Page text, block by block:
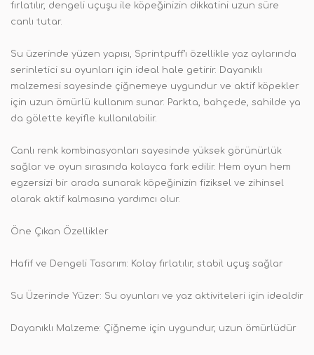
fırlatılır, dengeli uçuşu ile köpeğinizin dikkatini uzun süre
canlı tutar.
Su üzerinde yüzen yapısı, Sprintpuff’ı özellikle yaz aylarında
serinletici su oyunları için ideal hale getirir. Dayanıklı
malzemesi sayesinde çiğnemeye uygundur ve aktif köpekler
için uzun ömürlü kullanım sunar. Parkta, bahçede, sahilde ya
da gölette keyifle kullanılabilir.
Canlı renk kombinasyonları sayesinde yüksek görünürlük
sağlar ve oyun sırasında kolayca fark edilir. Hem oyun hem
egzersizi bir arada sunarak köpeğinizin fiziksel ve zihinsel
olarak aktif kalmasına yardımcı olur.
Öne Çıkan Özellikler
Hafif ve Dengeli Tasarım: Kolay fırlatılır, stabil uçuş sağlar
Su Üzerinde Yüzer: Su oyunları ve yaz aktiviteleri için idealdir
Dayanıklı Malzeme: Çiğneme için uygundur, uzun ömürlüdür